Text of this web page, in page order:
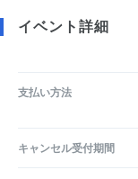
イベント詳細
支払い方法
キャンセル受付期間